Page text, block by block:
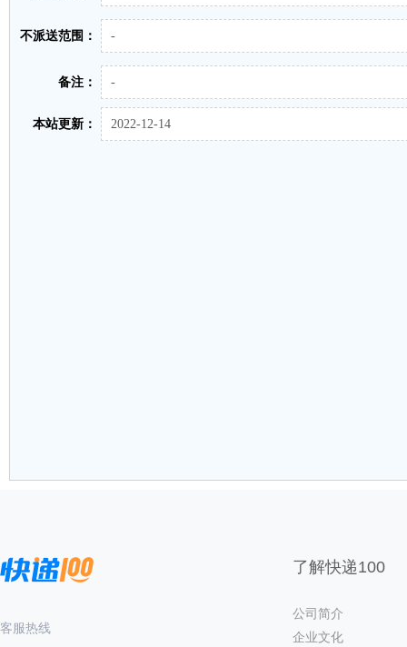
不派送范围： -
备注： -
本站更新： 2022-12-14
客服热线
了解快递100
公司简介
企业文化